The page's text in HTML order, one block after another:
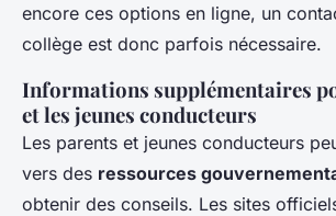
encore ces options en ligne, un
collège est donc parfois nécessaire.
Informations supplémentaires
et les jeunes conducteurs
Les parents et jeunes conducteurs
vers des ressources
obtenir des conseils. Les sites